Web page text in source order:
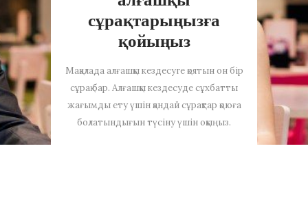
сұрақтарыңызға
қойыңыз
Мақалада алғашқы кездесуге қоятын он бір
сұрақ бар. Алғашқы кездесуде сұхбатты
жағымды ету үшін қандай сұрақтар қоюға
болатындығын түсіну үшін оқыңыз.